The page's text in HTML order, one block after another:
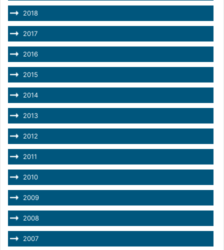
2018
2017
2016
2015
2014
2013
2012
2011
2010
2009
2008
2007